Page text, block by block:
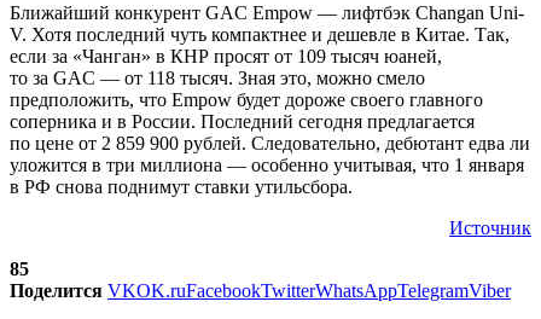
Ближайший конкурент GAC Empow — лифтбэк Changan Uni-
V. Хотя последний чуть компактнее и дешевле в Китае. Так,
если за «Чанган» в КНР просят от 109 тысяч юаней,
то за GAC — от 118 тысяч. Зная это, можно смело
предположить, что Empow будет дороже своего главного
соперника и в России. Последний сегодня предлагается
по цене от 2 859 900 рублей. Следовательно, дебютант едва ли
уложится в три миллиона — особенно учитывая, что 1 января
в РФ снова поднимут ставки утильсбора.
Источник
85
Поделится VKOK.ruFacebookTwitterWhatsAppTelegramViber